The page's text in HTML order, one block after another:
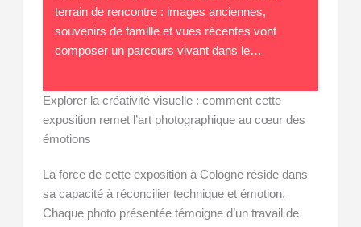
terrain de rencontre : images anciennes,
souvenirs de famille et vues récentes vont
composer un parcours vivant dans le…
Explorer la créativité visuelle : comment cette
exposition remet l’art photographique au cœur des
émotions
La force de cette exposition à Cologne réside dans
sa capacité à réconcilier technique et émotion.
Chaque photo présentée témoigne d’un travail de